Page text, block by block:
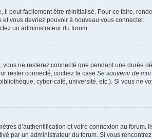
peut facilement être réinitialisé. Pour ce faire,
et vous devriez pouvoir à nouveau vous connecter.
un administrateur du forum.
vous ne resterez connecté que pendant une durée
rester connecté, cochez la case Se souvenir de moi
cyber-café, université, etc.). Si vous ne
d’authentification et votre connexion au forum.
par un administrateur du forum. Si vous